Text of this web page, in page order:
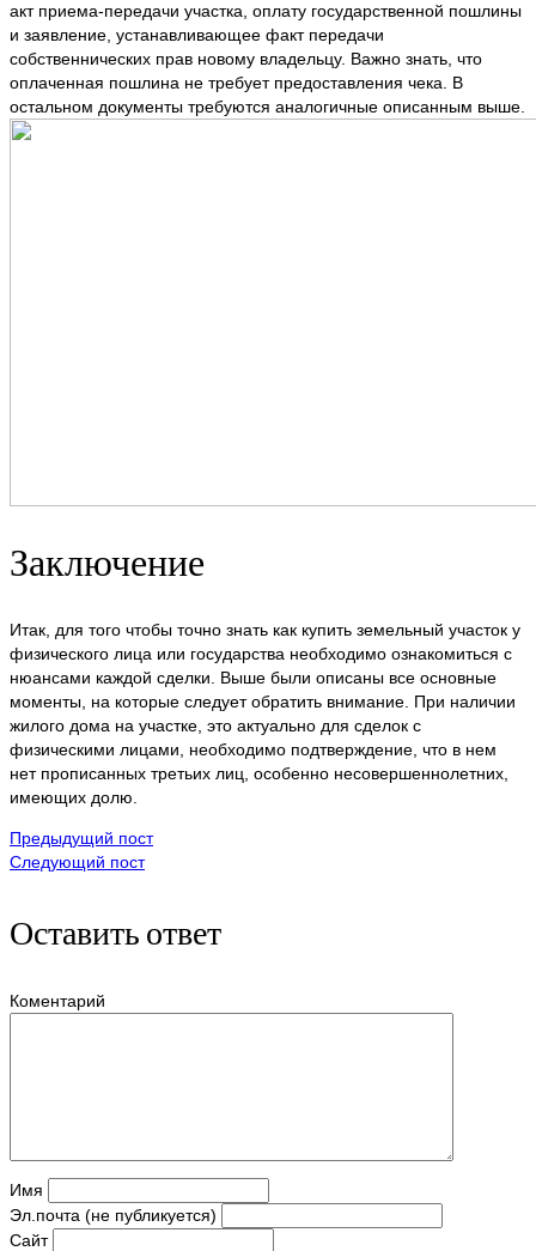
акт приема-передачи участка, оплату государственной пошлины
и заявление, устанавливающее факт передачи
собственнических прав новому владельцу. Важно знать, что
оплаченная пошлина не требует предоставления чека. В
остальном документы требуются аналогичные описанным выше.
Заключение
Итак, для того чтобы точно знать как купить земельный участок у
физического лица или государства необходимо ознакомиться с
нюансами каждой сделки. Выше были описаны все основные
моменты, на которые следует обратить внимание. При наличии
жилого дома на участке, это актуально для сделок с
физическими лицами, необходимо подтверждение, что в нем
нет прописанных третьих лиц, особенно несовершеннолетних,
имеющих долю.
Предыдущий пост
Следующий пост
Оставить ответ
Коментарий
Имя
Эл.почта (не публикуется)
Сайт